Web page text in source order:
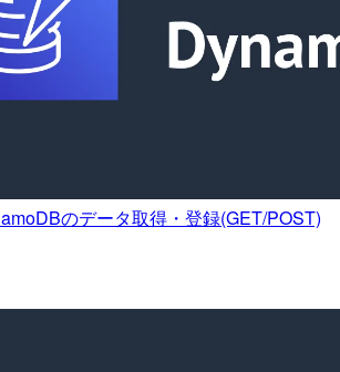
のデータ取得・登録(GET/POST)